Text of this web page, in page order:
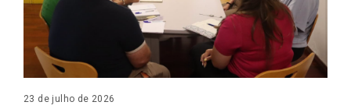
23 de julho de 2026